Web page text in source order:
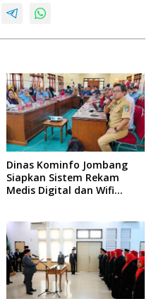
Dinas Kominfo Jombang
Siapkan Sistem Rekam
Medis Digital dan Wifi